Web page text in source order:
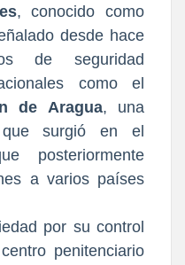
, conocido como
desde hace
de seguridad
como el
de Aragua, una
que surgió en el
posteriormente
a varios países
por su control
penitenciario